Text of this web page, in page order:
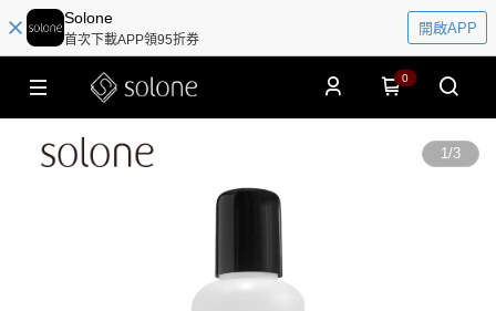
Solone
首次下載APP領95折券
開啟APP
0
1/3